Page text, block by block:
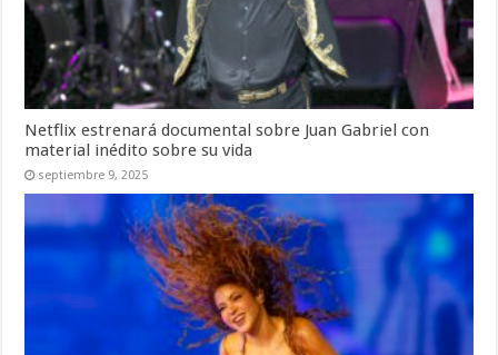
Netflix estrenará documental sobre Juan Gabriel con
material inédito sobre su vida
septiembre 9, 2025